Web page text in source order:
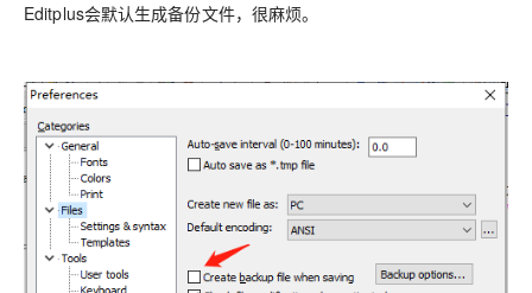
Editplus会默认生成备份文件，很麻烦。